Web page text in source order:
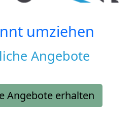
umziehen
Angebote
Angebote erhalten